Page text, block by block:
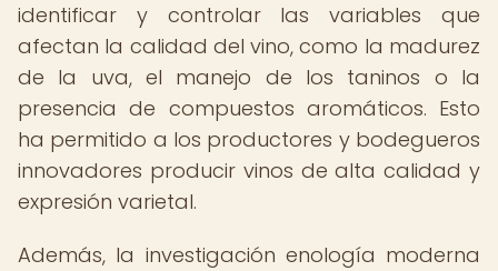
identificar y controlar las variables que
afectan la calidad del vino, como la madurez
de la uva, el manejo de los taninos o la
presencia de compuestos aromáticos. Esto
ha permitido a los productores y bodegueros
innovadores producir vinos de alta calidad y
expresión varietal.
Además, la investigación enología moderna